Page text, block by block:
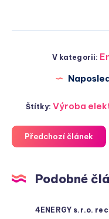
V kategorii:
Štítky:Výroba
Předchozí článek
Podobné
4ENERGY s.r.o.